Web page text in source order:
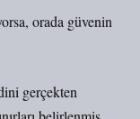
orada güvenin
gerçekten